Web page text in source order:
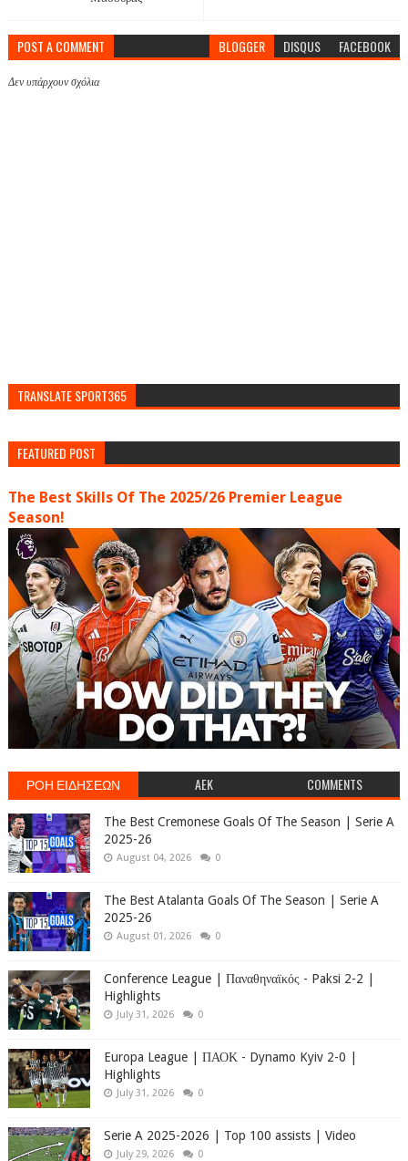
POST A COMMENT BLOGGER DISQUS FACEBOOK
Δεν υπάρχουν σχόλια
TRANSLATE SPORT365
FEATURED POST
The Best Skills Of The 2025/26 Premier League
Season!
ΡΟΗ ΕΙΔΗΣΕΩΝ AEK COMMENTS
The Best Cremonese Goals Of The Season | Serie A
2025-26
August 04, 2026 0
The Best Atalanta Goals Of The Season | Serie A
2025-26
August 01, 2026 0
Conference League | Παναθηναϊκός - Paksi 2-2 |
Highlights
July 31, 2026 0
Europa League | ΠΑΟΚ - Dynamo Kyiv 2-0 |
Highlights
July 31, 2026 0
Serie A 2025-2026 | Top 100 assists | Video
July 29, 2026 0